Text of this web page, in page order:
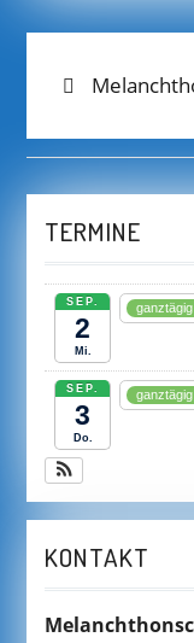
BEITRAGS-
Previous
TERMINE
SEP.
2
Mi.
ganztägig
SEP.
3
Do.
ganztägig
KONTAKT